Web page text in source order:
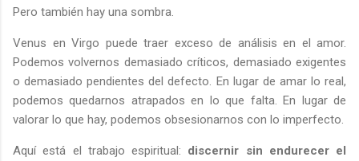
Pero también hay una sombra.
Venus en Virgo puede traer exceso de análisis en el amor.
Podemos volvernos demasiado críticos, demasiado exigentes
o demasiado pendientes del defecto. En lugar de amar lo real,
podemos quedarnos atrapados en lo que falta. En lugar de
valorar lo que hay, podemos obsesionarnos con lo imperfecto.
Aquí está el trabajo espiritual: discernir sin endurecer el